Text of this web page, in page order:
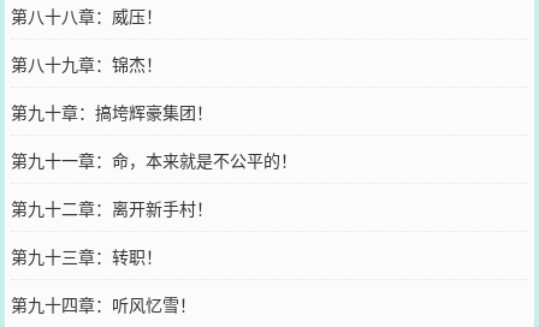
第八十八章：威压！
第八十九章：锦杰！
第九十章：搞垮辉豪集团！
第九十一章：命，本来就是不公平的！
第九十二章：离开新手村！
第九十三章：转职！
第九十四章：听风忆雪！